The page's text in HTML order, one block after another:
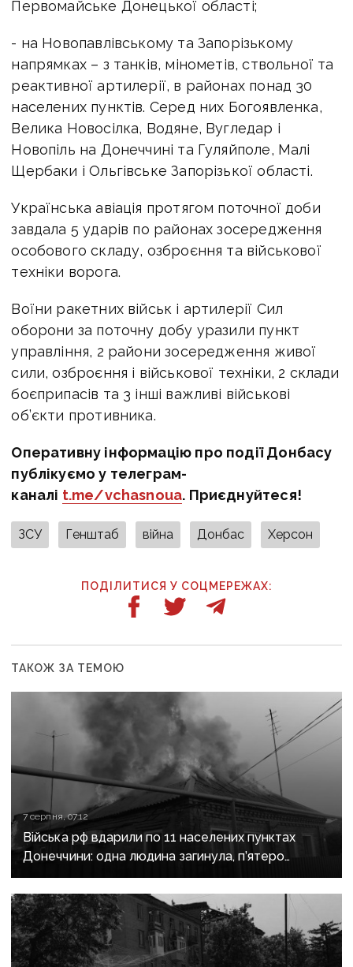
Первомайське Донецької області;
- на Новопавлівському та Запорізькому
напрямках – з танків, мінометів, ствольної та
реактивної артилерії, в районах понад 30
населених пунктів. Серед них Богоявленка,
Велика Новосілка, Водяне, Вугледар і
Новопіль на Донеччині та Гуляйполе, Малі
Щербаки і Ольгівське Запорізької області.
Українська авіація протягом поточної доби
завдала 5 ударів по районах зосередження
особового складу, озброєння та військової
техніки ворога.
Воїни ракетних військ і артилерії Сил
оборони за поточну добу уразили пункт
управління, 2 райони зосередження живої
сили, озброєння і військової техніки, 2 склади
боєприпасів та 3 інші важливі військові
об’єкти противника.
Оперативну інформацію про події Донбасу
публікуємо у телеграм-
каналі t.me/vchasnoua. Приєднуйтеся!
ЗСУ Генштаб війна Донбас Херсон
ПОДІЛИТИСЯ У СОЦМЕРЕЖАХ:
ТАКОЖ ЗА ТЕМОЮ
7 серпня, 07:12
Війська рф вдарили по 11 населених пунктах
Донеччини: одна людина загинула, п’ятеро
поранені